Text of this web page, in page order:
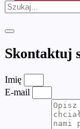
Skontaktuj
Imię
E-mail